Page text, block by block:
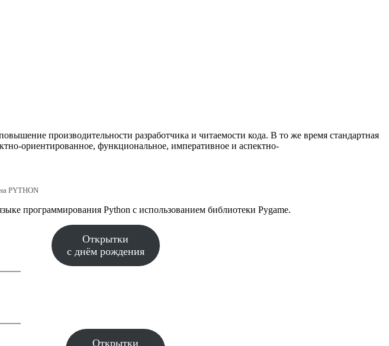
производительности разработчика и читаемости кода. В то же время стандартная
ориентированное, функциональное, императивное и аспектно-
PYTHON
программирования Python с использованием библиотеки Pygame.
Открытки
с днём рождения
Открытки